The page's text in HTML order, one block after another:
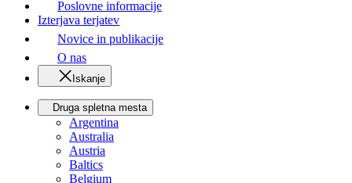
Poslovne informacije
Izterjava terjatev
Novice in publikacije
O nas
Iskanje
Druga spletna mesta
Argentina
Australia
Austria
Baltics
Belgium